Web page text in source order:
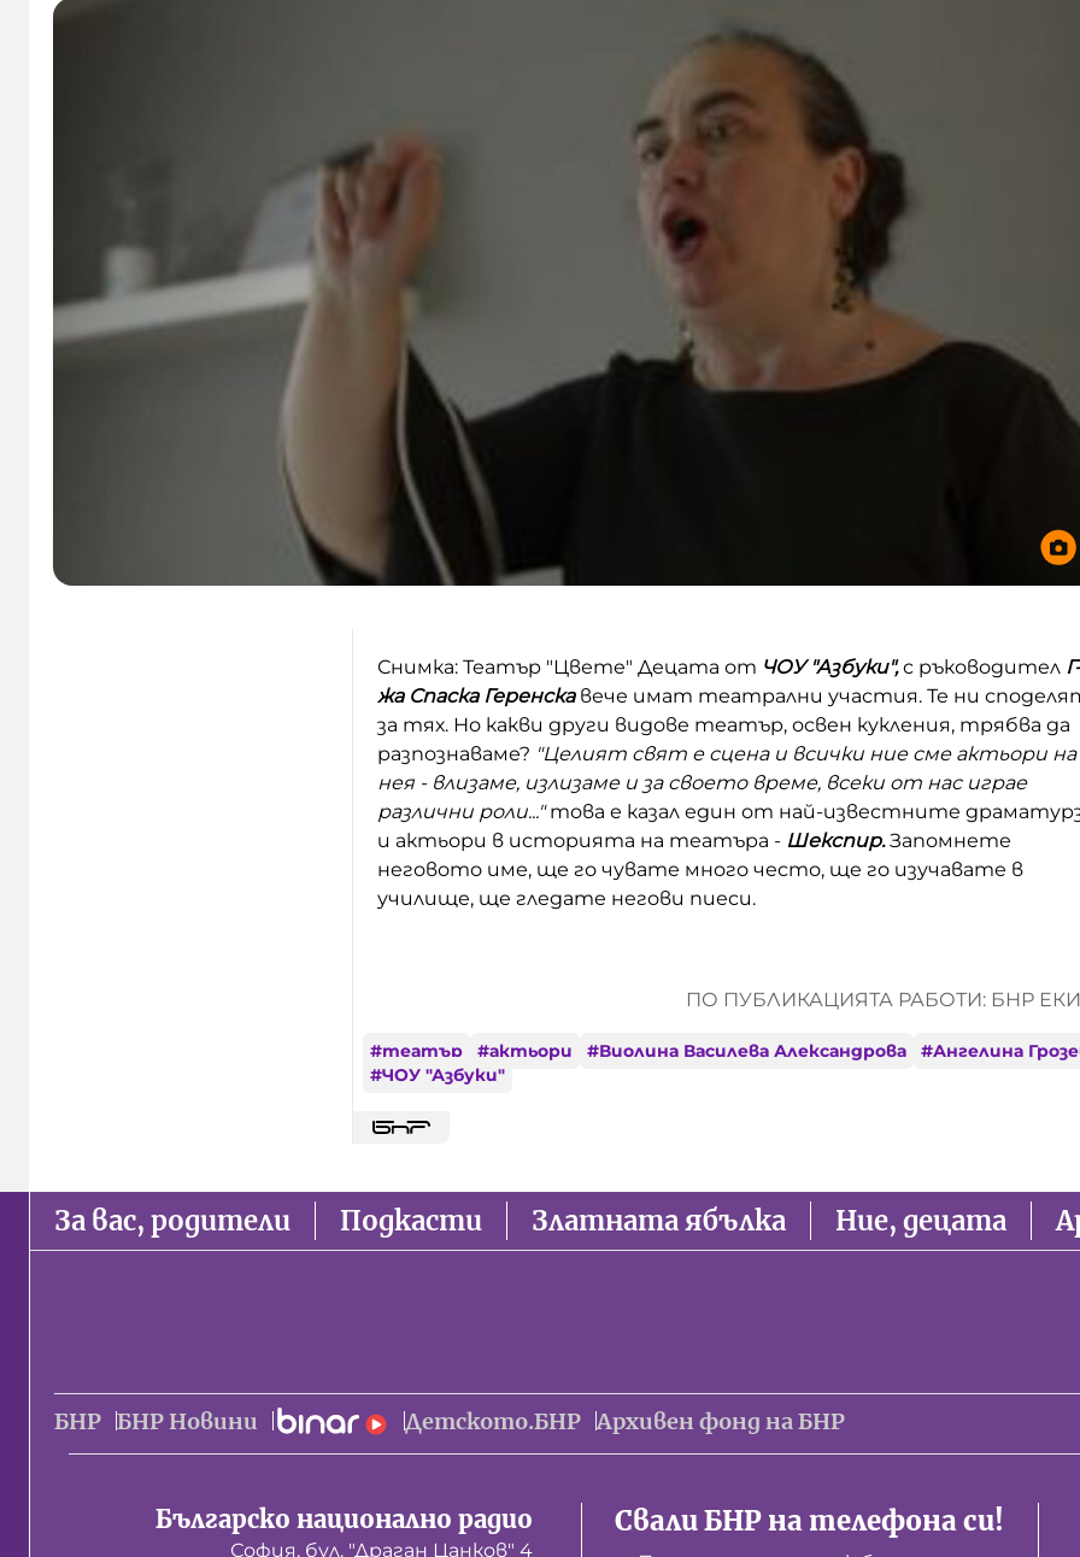
Снимка: Театър "Цвете" Децата от ЧОУ "Азбуки",с ръководител Г-
жа Спаска Геренскавече имат театрални участия. Те ни
за тях. Но какви други видове театър, освен кукления, трябва да
разпознаваме? "Целият свят е сцена и всички ние сме актьори на
нея - влизаме, излизаме и за своето време, всеки от нас играе
различни роли..."това е казал един от най-известните
и актьори в историята на театъра - Шекспир.Запомнете
неговото име, ще го чувате много често, ще го изучавате в
училище, ще гледате негови пиеси.
ПО ПУБЛИКАЦИЯТА РАБОТИ: БНР
#театър #актьори #Виолина Василева Александрова #Ангелина
#ЧОУ "Азбуки"
За вас, родители Подкасти Златната ябълка Ние, децата
БНР БНР Новини Детското.БНР Архивен фонд на БНР
Българско национално радио
София, бул. "Драган Цанков" 4
Свали БНР на телефона си!